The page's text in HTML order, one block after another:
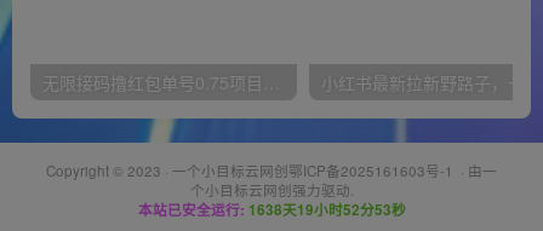
无限接码撸红包单号0.75项目无偿分享给你【揭秘】
Copyright © 2023 · 一个小目标云网创鄂ICP备2025161603号-1 · 由一
个小目标云网创强力驱动.
本站已安全运行: 1638天19小时52分53秒